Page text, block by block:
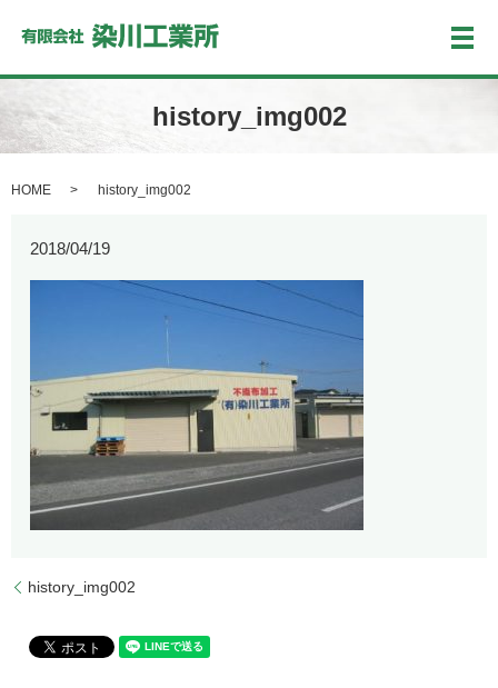
メ
history_img002
HOME history_img002
2018/04/19
history_img002